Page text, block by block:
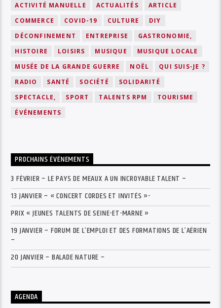
ACTIVITÉ MANUELLE ACTUALITÉS
ARTICLE
COMMERCE
COVID-19 CULTURE
DIY
DÉCONFINEMENT
ENTREPRISE
GASTRONOMIE,
HISTOIRE
LOISIRS MUSIQUE
MUSIQUE LOCALE
MUSÉE DE LA GRANDE GUERRE
NOËL
QUI SUIS-JE ?
RADIO
SANTÉ SOCIÉTÉ
SOLIDARITÉ
SPECTACLE,
SPORT TALENTS RPM
TOURISME
ÉVÉNEMENTS
PROCHAINS ÉVÉNEMENTS
3 FÉVRIER – LE PAYS DE MEAUX A UN INCROYABLE TALENT –
13 JANVIER – « CONCERT CORDES ET INVITÉS »-
PRIX « JEUNES TALENTS DE SEINE-ET-MARNE »
19 JANVIER – FORUM DE L’EMPLOI ET DES FORMATIONS DE L’AÉRIEN
–
20 JANVIER – BALADE NATURE –
AGENDA